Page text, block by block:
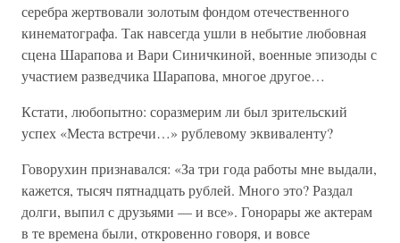
серебра жертвовали золотым фондом отечественного
кинематографа. Так навсегда ушли в небытие любовная
сцена Шарапова и Вари Синичкиной, военные эпизоды с
участием разведчика Шарапова, многое другое…
Кстати, любопытно: соразмерим ли был зрительский
успех «Места встречи…» рублевому эквиваленту?
Говорухин признавался: «За три года работы мне выдали,
кажется, тысяч пятнадцать рублей. Много это? Раздал
долги, выпил с друзьями — и все». Гонорары же актерам
в те времена были, откровенно говоря, и вовсе